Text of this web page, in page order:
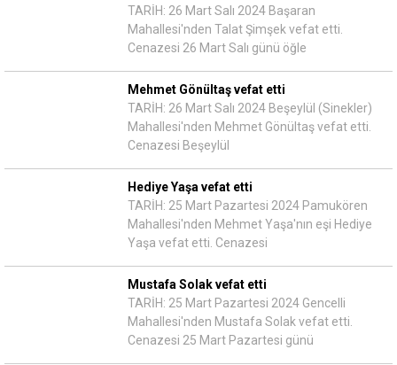
TARİH: 26 Mart Salı 2024 Başaran
Mahallesi'nden Talat Şimşek vefat etti.
Cenazesi 26 Mart Salı günü öğle
Mehmet Gönültaş vefat etti
TARİH: 26 Mart Salı 2024 Beşeylül (Sinekler)
Mahallesi'nden Mehmet Gönültaş vefat etti.
Cenazesi Beşeylül
Hediye Yaşa vefat etti
TARİH: 25 Mart Pazartesi 2024 Pamukören
Mahallesi'nden Mehmet Yaşa'nın eşi Hediye
Yaşa vefat etti. Cenazesi
Mustafa Solak vefat etti
TARİH: 25 Mart Pazartesi 2024 Gencelli
Mahallesi'nden Mustafa Solak vefat etti.
Cenazesi 25 Mart Pazartesi günü